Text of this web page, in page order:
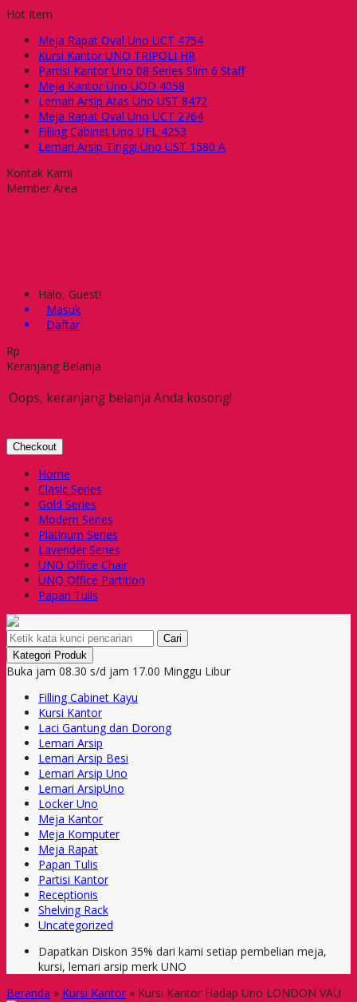
Hot Item
Meja Rapat Oval Uno UCT 4754
Kursi Kantor UNO TRIPOLI HR
Partisi Kantor Uno 08 Series Slim 6 Staff
Meja Kantor Uno UOD 4058
Lemari Arsip Atas Uno UST 8472
Meja Rapat Oval Uno UCT 2764
Filling Cabinet Uno UFL 4253
Lemari Arsip Tinggi Uno UST 1580 A
Kontak Kami
Member Area
Halo, Guest!
Masuk
Daftar
Rp
Keranjang Belanja
Oops, keranjang belanja Anda kosong!
Checkout
Home
Clasic Series
Gold Series
Modern Series
Platinum Series
Lavender Series
UNO Office Chair
UNO Office Partition
Papan Tulis
Cari
Kategori Produk
Buka jam 08.30 s/d jam 17.00 Minggu Libur
Filling Cabinet Kayu
Kursi Kantor
Laci Gantung dan Dorong
Lemari Arsip
Lemari Arsip Besi
Lemari Arsip Uno
Lemari ArsipUno
Locker Uno
Meja Kantor
Meja Komputer
Meja Rapat
Papan Tulis
Partisi Kantor
Receptionis
Shelving Rack
Uncategorized
Dapatkan Diskon 35% dari kami setiap pembelian meja,
kursi, lemari arsip merk UNO
Beranda » Kursi Kantor » Kursi Kantor Hadap Uno LONDON VAU